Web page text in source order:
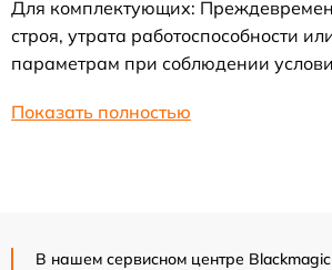
Для комплектующих:
строя, утрата работоспособности
параметрам при соблюдении
Показать полностью
В нашем сервисном центре